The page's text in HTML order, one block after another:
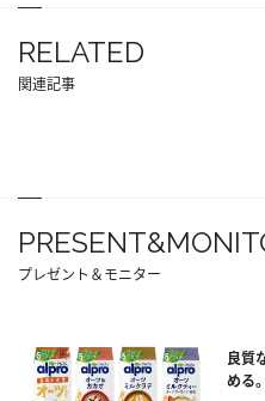
RELATED
関連記事
プレゼント＆モニター
良質
める